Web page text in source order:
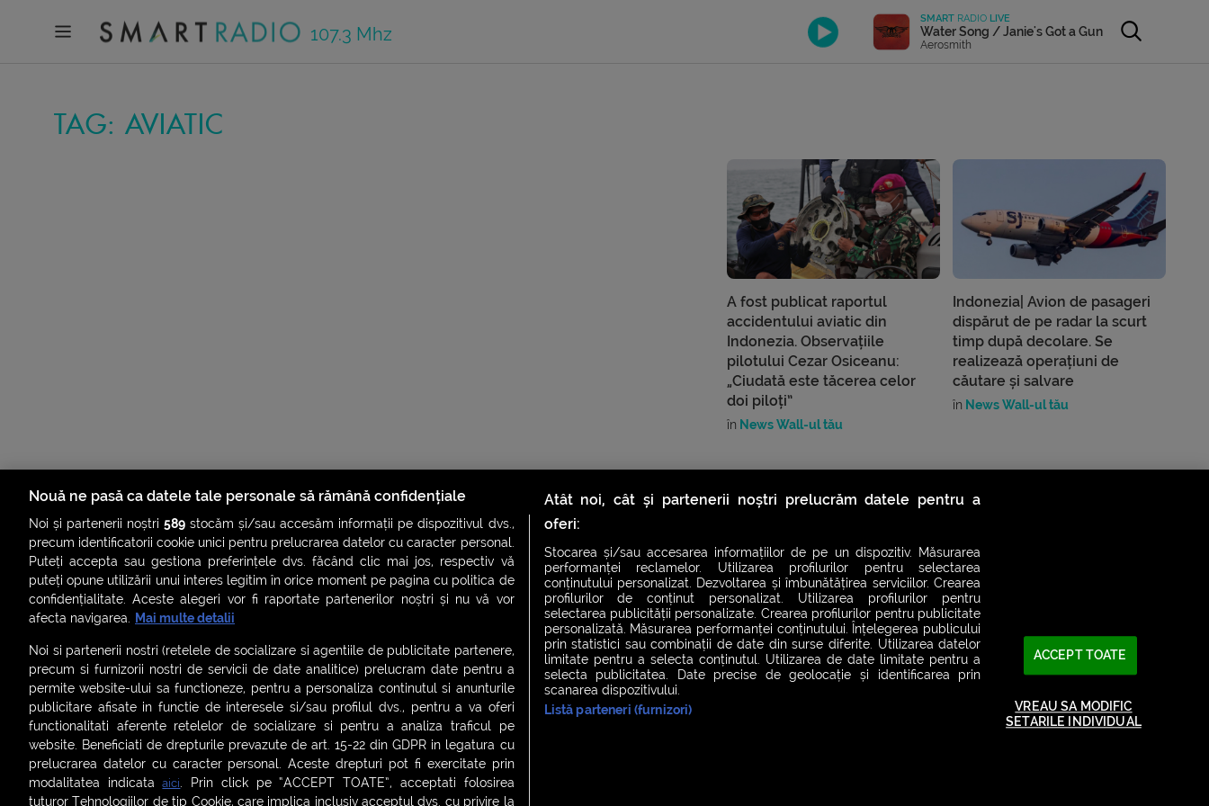
107.3 Mhz
SMART RADIO LIVE
Water Song / Janie's Got a Gun
Aerosmith
TAG: AVIATIC
A fost publicat raportul
accidentului aviatic din
Indonezia. Observațiile
pilotului Cezar Osiceanu:
„Ciudată este tăcerea celor
doi piloți”
în News Wall-ul tău
Indonezia| Avion de pasageri
dispărut de pe radar la scurt
timp după decolare. Se
realizează operațiuni de
căutare și salvare
în News Wall-ul tău
ȘTIRI SMART SHORTS LIVE FEVER BRUNCH FEVER NIGHT FEVER
LIVE FEVER CONCERT
ASCULTĂ ACUM RADIOURILE SMART
Termeni și condiții | Politica de confidențialitate | Politica de cookies | Contact
2026© SMART RADIO. Toate drepturile rezervate
Contact:
office@smartradio.ro
Nouă ne pasă ca datele tale personale să rămână confidențiale
Noi și partenerii noștri589 stocăm și/sau accesăm informații pe dispozitivul dvs.,
precum identificatorii cookie unici pentru prelucrarea datelor cu caracter personal.
Puteți accepta sau gestiona preferințele dvs. făcând clic mai jos, respectiv vă
puteți opune utilizării unui interes legitim în orice moment pe pagina cu politica de
confidențialitate. Aceste alegeri vor fi raportate partenerilor noștri și nu vă vor
afecta navigarea. Mai multe detalii
Noi si partenerii nostri (retelele de socializare si agentiile de publicitate partenere,
precum si furnizorii nostri de servicii de date analitice) prelucram date pentru a
permite website-ului sa functioneze, pentru a personaliza continutul si anunturile
publicitare afisate in functie de interesele si/sau profilul dvs., pentru a va oferi
functionalitati aferente retelelor de socializare si pentru a analiza traficul pe
website. Beneficiati de drepturile prevazute de art. 15-22 din GDPR in legatura cu
prelucrarea datelor cu caracter personal. Aceste drepturi pot fi exercitate prin
modalitatea indicataaici. Prin click pe “ACCEPT TOATE”, acceptati folosirea
tuturor Tehnologiilor de tip Cookie, care implica inclusiv acceptul dvs. cu privire la
Atât noi, cât și partenerii noștri prelucrăm datele pentru a
oferi:
Stocarea și/sau accesarea informațiilor de pe un dispozitiv. Măsurarea
performanței reclamelor. Utilizarea profilurilor pentru selectarea
conținutului personalizat. Dezvoltarea și îmbunătățirea serviciilor. Crearea
profilurilor de conținut personalizat. Utilizarea profilurilor pentru
selectarea publicității personalizate. Crearea profilurilor pentru publicitate
personalizată. Măsurarea performanței conținutului. Înțelegerea publicului
prin statistici sau combinații de date din surse diferite. Utilizarea datelor
limitate pentru a selecta conținutul. Utilizarea de date limitate pentru a
selecta publicitatea. Date precise de geolocație și identificarea prin
scanarea dispozitivului.
Listă parteneri (furnizori)
ACCEPT TOATE
VREAU SA MODIFIC
SETARILE INDIVIDUAL